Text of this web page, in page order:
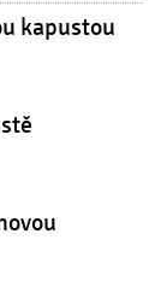
kapustou